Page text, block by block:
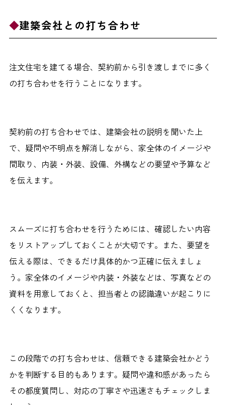
建築会社との打ち合わせ
注文住宅を建てる場合、契約前から引き渡しまでに多く
の打ち合わせを行うことになります。
契約前の打ち合わせでは、建築会社の説明を聞いた上
で、疑問や不明点を解消しながら、家全体のイメージや
間取り、内装・外装、設備、外構などの要望や予算など
を伝えます。
スムーズに打ち合わせを行うためには、確認したい内容
をリストアップしておくことが大切です。また、要望を
伝える際は、できるだけ具体的かつ正確に伝えましょ
う。家全体のイメージや内装・外装などは、写真などの
資料を用意しておくと、担当者との認識違いが起こりに
くくなります。
この段階での打ち合わせは、信頼できる建築会社かどう
かを判断する目的もあります。疑問や違和感があったら
その都度質問し、対応の丁寧さや迅速さもチェックしま